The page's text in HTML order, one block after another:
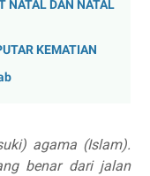
NATAL DAN NATAL
KEMATIAN
agama (Islam).
benar dari jalan